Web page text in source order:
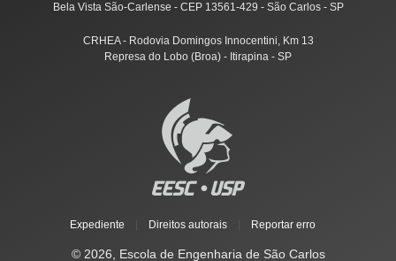
Bela Vista São-Carlense - CEP 13561-429 - São Carlos - SP
CRHEA - Rodovia Domingos Innocentini, Km 13
Represa do Lobo (Broa) - Itirapina - SP
Expediente Direitos autorais Reportar erro
© 2026, Escola de Engenharia de São Carlos